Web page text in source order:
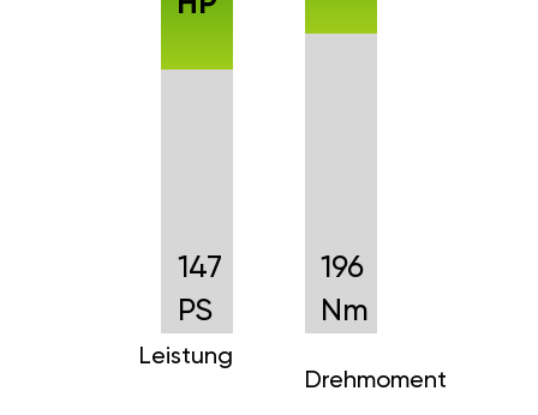
147
PS
Leistung
196
Nm
Drehmoment